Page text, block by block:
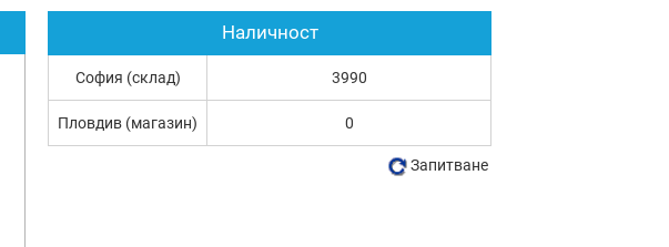
Наличност
София (склад) 3990
Пловдив (магазин) 0
Запитване